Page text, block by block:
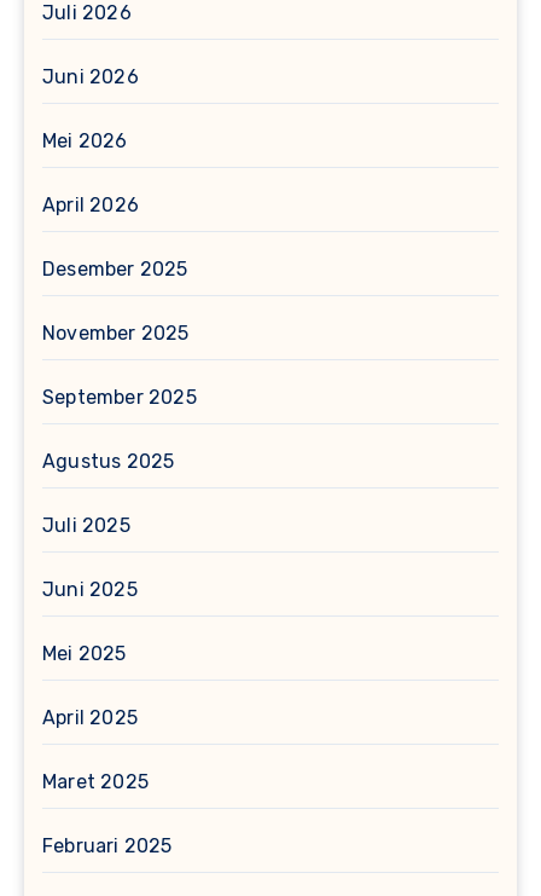
Juli 2026
Juni 2026
Mei 2026
April 2026
Desember 2025
November 2025
September 2025
Agustus 2025
Juli 2025
Juni 2025
Mei 2025
April 2025
Maret 2025
Februari 2025